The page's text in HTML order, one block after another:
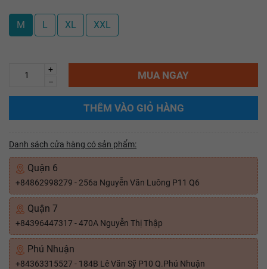
M L XL XXL
+
–
MUA NGAY
THÊM VÀO GIỎ HÀNG
Danh sách cửa hàng có sản phẩm:
Quận 6
+84862998279 - 256a Nguyễn Văn Luông P11 Q6
Quận 7
+84396447317 - 470A Nguyễn Thị Thập
Phú Nhuận
+84363315527 - 184B Lê Văn Sỹ P10 Q.Phú Nhuận